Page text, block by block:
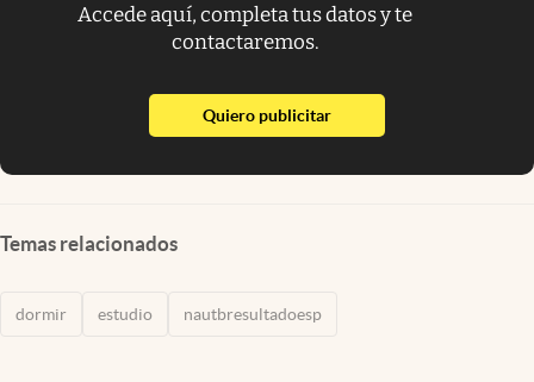
Accede aquí, completa tus datos y te
contactaremos.
Quiero publicitarabre en nueva pestaña
Temas relacionados
dormir estudio nautbresultadoesp